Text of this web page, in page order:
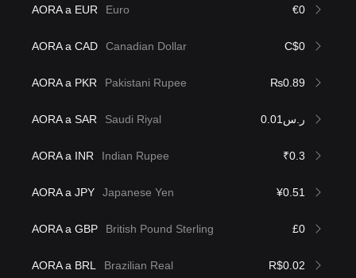
AORA a EUR Euro €0
AORA a CAD Canadian Dollar C$0
AORA a PKR Pakistani Rupee ₨0.89
AORA a SAR Saudi Riyal ر.س0.01
AORA a INR Indian Rupee ₹0.3
AORA a JPY Japanese Yen ¥0.51
AORA a GBP British Pound Sterling £0
AORA a BRL Brazilian Real R$0.02